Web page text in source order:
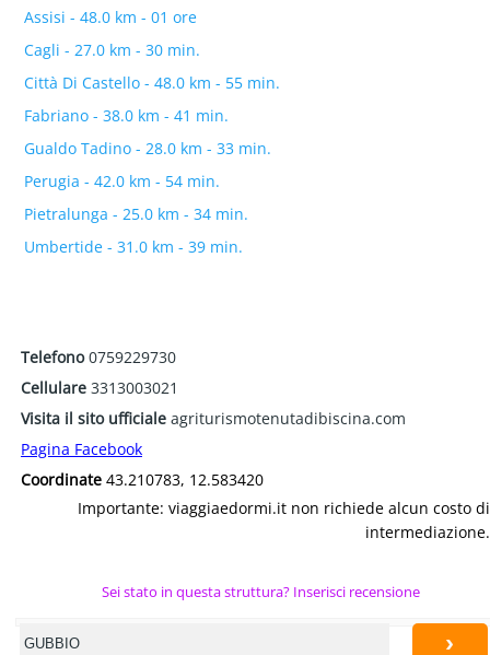
Assisi - 48.0 km - 01 ore
Cagli - 27.0 km - 30 min.
Città Di Castello - 48.0 km - 55 min.
Fabriano - 38.0 km - 41 min.
Gualdo Tadino - 28.0 km - 33 min.
Perugia - 42.0 km - 54 min.
Pietralunga - 25.0 km - 34 min.
Umbertide - 31.0 km - 39 min.
Telefono0759229730
Cellulare 3313003021
Visita il sito ufficiale agriturismotenutadibiscina.com
Pagina Facebook
Coordinate 43.210783, 12.583420
Importante: viaggiaedormi.it non richiede alcun costo di
intermediazione.
Sei stato in questa struttura? Inserisci recensione
›